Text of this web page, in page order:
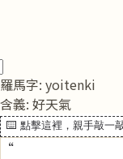
羅馬字: subarashiihi
含義: 美好的一天
⌨️ 點擊這裡，親手敲一
“